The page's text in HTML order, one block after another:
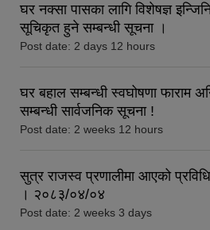
घर नक्सा पासका लागि विशेषज्ञ
सूचिकृत हुने सम्बन्धी सूचना ।
Post date: 2 days 12 hours
घर बहाल सम्बन्धी स्वघोषणा फाराम
सम्बन्धी सार्वजनिक सूचना !
Post date: 2 weeks 12 hours
सुत्र राजस्व प्रणालीमा आएको
। २०८३/०४/०४
Post date: 2 weeks 3 days